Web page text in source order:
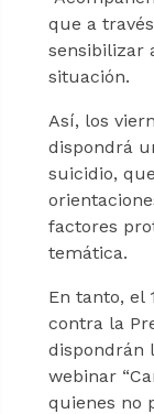
que a
sensibilizar
situación.
Así, los
dispondrá
suicidio,
factores
temática.
En tanto, el
contra la
dispondrán
webinar
quienes no